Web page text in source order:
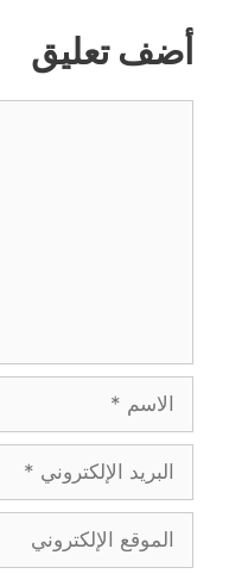
أضف تعليق
الإلكتروني
الإلكتروني